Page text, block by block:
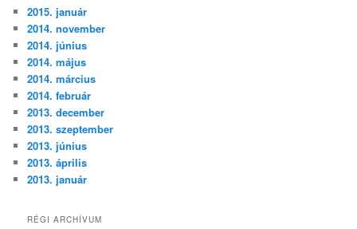
2015. január
2014. november
2014. június
2014. május
2014. március
2014. február
2013. december
2013. szeptember
2013. június
2013. április
2013. január
RÉGI ARCHÍVUM